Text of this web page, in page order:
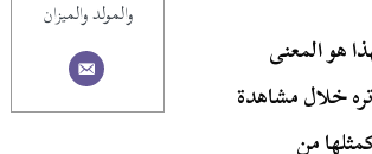
والمولد والميزان
هو المعنى
خلال مشاهدة
من